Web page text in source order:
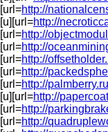
[url=http://
[u][url=http://
[url=http://
[url=http://
[url=http://
[url=http://
[url=http://palmberry.ru
[u][url=http://
[url=http://
[url=http://